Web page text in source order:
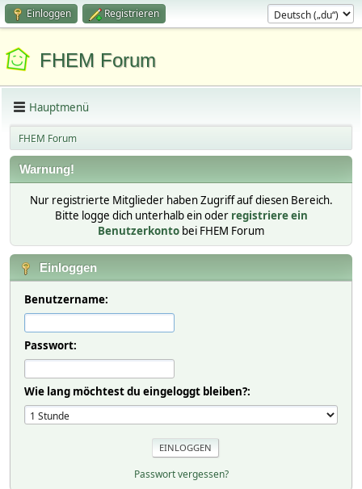
Einloggen Registrieren
FHEM Forum
Hauptmenü
FHEM Forum
Warnung!
Nur registrierte Mitglieder haben Zugriff auf diesen Bereich.
Bitte logge dich unterhalb ein oder registriere ein
Benutzerkonto bei FHEM Forum
Einloggen
Benutzername:
Passwort:
Wie lang möchtest du eingeloggt bleiben?:
Passwort vergessen?